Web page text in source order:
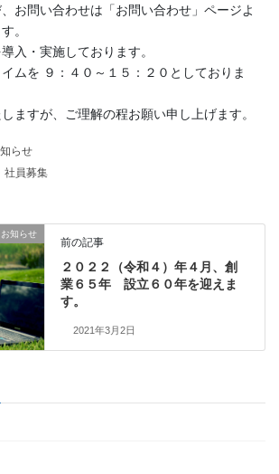
お問い合わせは「お問い合わせ」ページよ
。
入・実施しております。
ムを ９：４０～１５：２０としておりま
ますが、ご理解の程お願い申し上げます。
らせ
社員募集
お知らせ
前の記事
２０２２（令和４）年４月、創
業６５年 設立６０年を迎えま
す。
2021年3月2日